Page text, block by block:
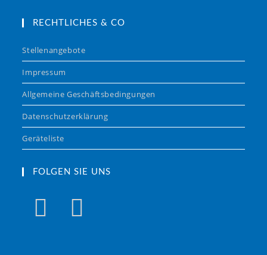
RECHTLICHES & CO
Stellenangebote
Impressum
Allgemeine Geschäftsbedingungen
Datenschutzerklärung
Geräteliste
FOLGEN SIE UNS